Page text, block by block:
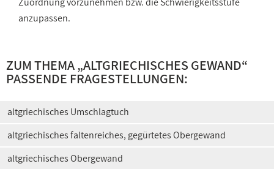
anzupassen.
ZUM THEMA „ALTGRIECHISCHES GEWAND“
PASSENDE FRAGESTELLUNGEN:
altgriechisches Umschlagtuch
altgriechisches faltenreiches, gegürtetes Obergewand
altgriechisches Obergewand